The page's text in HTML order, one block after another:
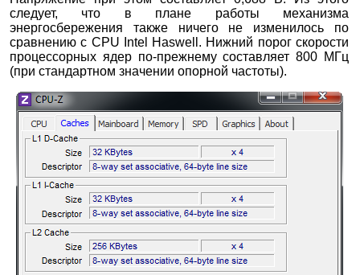
следует, что в плане работы механизма
энергосбережения также ничего не изменилось по
сравнению с CPU Intel Haswell. Нижний порог скорости
процессорных ядер по-прежнему составляет 800 МГц
(при стандартном значении опорной частоты).